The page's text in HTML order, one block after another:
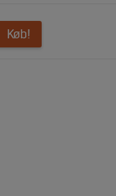
Køb!